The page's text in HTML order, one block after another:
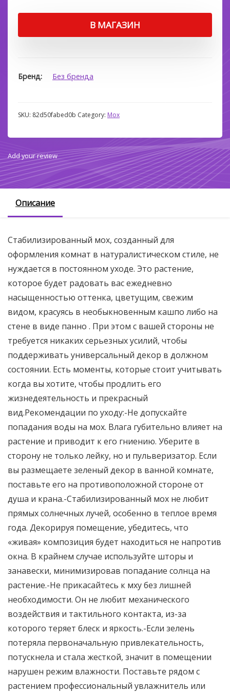
В МАГАЗИН
Бренд Без бренда
SKU: 82d50fabed0b Category: Мох
Add your review
Описание
Стабилизированный мох, созданный для
оформления комнат в натуралистическом стиле, не
нуждается в постоянном уходе. Это растение,
которое будет радовать вас ежедневно
насыщенностью оттенка, цветущим, свежим
видом, красуясь в необыкновенным кашпо либо на
стене в виде панно . При этом с вашей стороны не
требуется никаких серьезных усилий, чтобы
поддерживать универсальный декор в должном
состоянии. Есть моменты, которые стоит учитывать
когда вы хотите, чтобы продлить его
жизнедеятельность и прекрасный
вид.Рекомендации по уходу:-Не допускайте
попадания воды на мох. Влага губительно влияет на
растение и приводит к его гниению. Уберите в
сторону не только лейку, но и пульверизатор. Если
вы размещаете зеленый декор в ванной комнате,
поставьте его на противоположной стороне от
душа и крана.-Стабилизированный мох не любит
прямых солнечных лучей, особенно в теплое время
года. Декорируя помещение, убедитесь, что
«живая» композиция будет находиться не напротив
окна. В крайнем случае используйте шторы и
занавески, минимизировав попадание солнца на
растение.-Не прикасайтесь к мху без лишней
необходимости. Он не любит механического
воздействия и тактильного контакта, из-за
которого теряет блеск и яркость.-Если зелень
потеряла первоначальную привлекательность,
потускнела и стала жесткой, значит в помещении
нарушен режим влажности. Поставьте рядом с
растением профессиональный увлажнитель или